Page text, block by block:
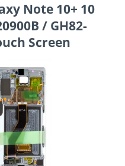
Note 10+ 10
/ GH82-
Screen